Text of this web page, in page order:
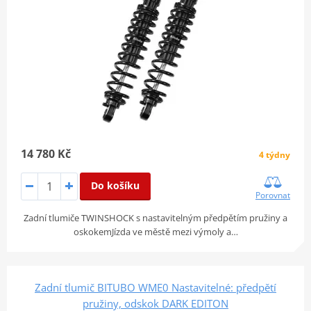
14 780 Kč 4 týdny
Do košíku
Porovnat
Zadní tlumiče TWINSHOCK s nastavitelným předpětím pružiny a
oskokemJízda ve městě mezi výmoly a…
Zadní tlumič BITUBO WME0 Nastavitelné: předpětí
pružiny, odskok DARK EDITON